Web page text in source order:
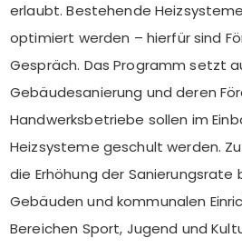
erlaubt. Bestehende
optimiert werden – hierfür sind
Gespräch. Das Programm setzt
Gebäudesanierung und deren
Handwerksbetriebe sollen im
Heizsysteme geschult werden.
die Erhöhung der
Gebäuden und kommunalen
Bereichen Sport, Jugend und